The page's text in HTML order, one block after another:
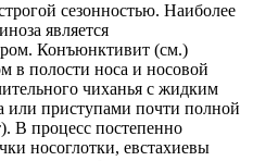
сезонностью. Наиболее
является
Конъюнктивит (см.)
в полости носа и носовой
чиханья с жидким
или приступами почти полной
В процесс постепенно
носоглотки, евстахиевы